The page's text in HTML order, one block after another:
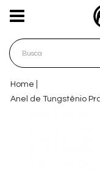
Home
Anel de Tungstênio